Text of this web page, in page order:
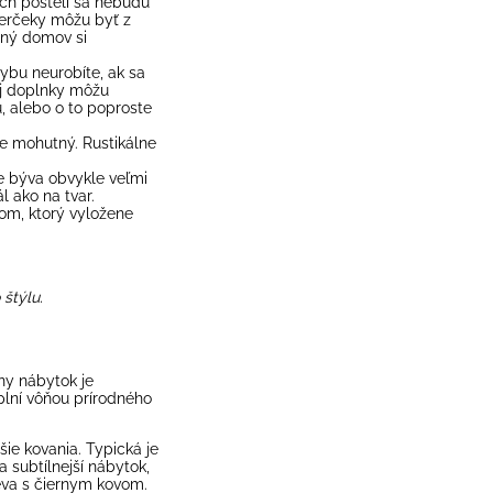
môžu byť z
domov si
neurobíte, ak sa
doplnky môžu
alebo o to poproste
mohutný. Rustikálne
býva obvykle veľmi
ako na tvar.
ktorý vyložene
štýlu.
nábytok je
vôňou prírodného
kovania. Typická je
subtílnejší nábytok,
s čiernym kovom.